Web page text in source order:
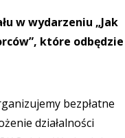
w wydarzeniu „Jak
które
bezpłatne
działalności